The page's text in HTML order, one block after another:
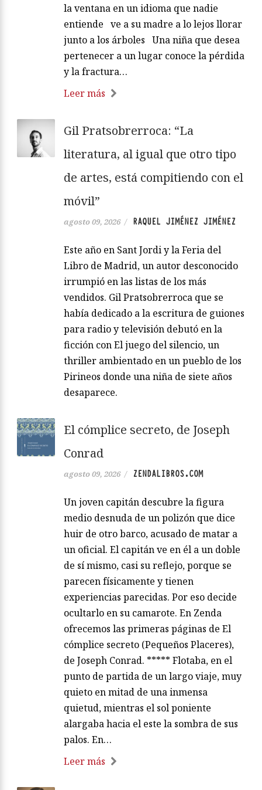
la ventana en un idioma que nadie
entiende ve a su madre a lo lejos llorar
junto a los árboles Una niña que desea
pertenecer a un lugar conoce la pérdida
y la fractura…
Leer más
Gil Pratsobrerroca: “La
literatura, al igual que otro tipo
de artes, está compitiendo con el
móvil”
agosto 09, 2026 / RAQUEL JIMÉNEZ JIMÉNEZ
Este año en Sant Jordi y la Feria del
Libro de Madrid, un autor desconocido
irrumpió en las listas de los más
vendidos. Gil Pratsobrerroca que se
había dedicado a la escritura de guiones
para radio y televisión debutó en la
ficción con El juego del silencio, un
thriller ambientado en un pueblo de los
Pirineos donde una niña de siete años
desaparece.
El cómplice secreto, de Joseph
Conrad
agosto 09, 2026 / ZENDALIBROS.COM
Un joven capitán descubre la figura
medio desnuda de un polizón que dice
huir de otro barco, acusado de matar a
un oficial. El capitán ve en él a un doble
de sí mismo, casi su reflejo, porque se
parecen físicamente y tienen
experiencias parecidas. Por eso decide
ocultarlo en su camarote. En Zenda
ofrecemos las primeras páginas de El
cómplice secreto (Pequeños Placeres),
de Joseph Conrad. ***** Flotaba, en el
punto de partida de un largo viaje, muy
quieto en mitad de una inmensa
quietud, mientras el sol poniente
alargaba hacia el este la sombra de sus
palos. En…
Leer más